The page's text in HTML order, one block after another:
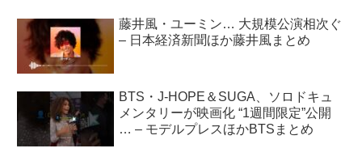
藤井風・ユーミン… 大規模公演相次ぐ
– 日本経済新聞ほか藤井風まとめ
BTS・J-HOPE＆SUGA、ソロドキュ
メンタリーが映画化 “1週間限定”公開
… – モデルプレスほかBTSまとめ